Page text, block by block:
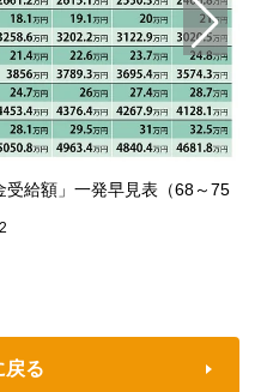
受給額」一発早見表（68～75
2
戻る